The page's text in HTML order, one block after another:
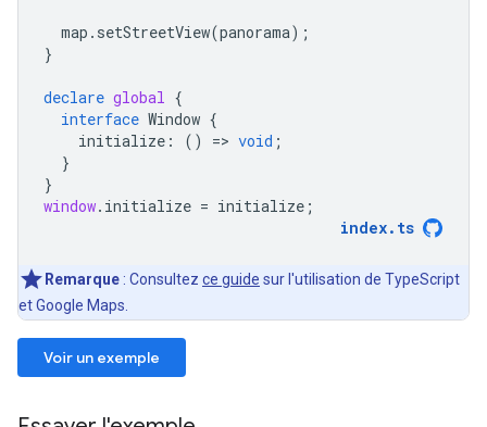
map . setStreetView(panorama);
}
declare global {
interface Window {
initialize : () => void ;
}
}
window. initialize = initialize ;
index. ts
Remarque : Consultez ce guide sur l'utilisation de TypeScript
et Google Maps.
Voir un exemple